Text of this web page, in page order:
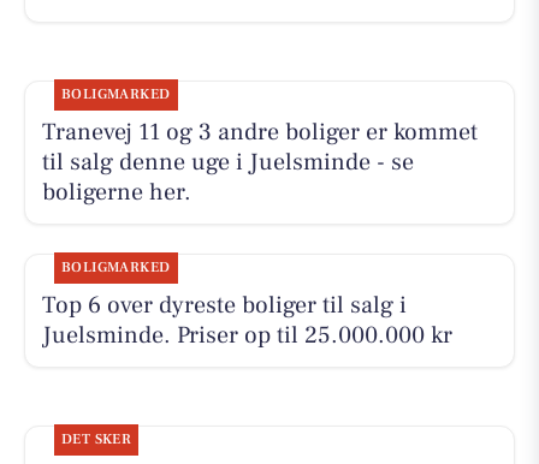
BOLIGMARKED
Tranevej 11 og 3 andre boliger er kommet
til salg denne uge i Juelsminde - se
boligerne her.
BOLIGMARKED
Top 6 over dyreste boliger til salg i
Juelsminde. Priser op til 25.000.000 kr
DET SKER